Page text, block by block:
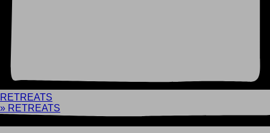
RETREATS
» RETREATS